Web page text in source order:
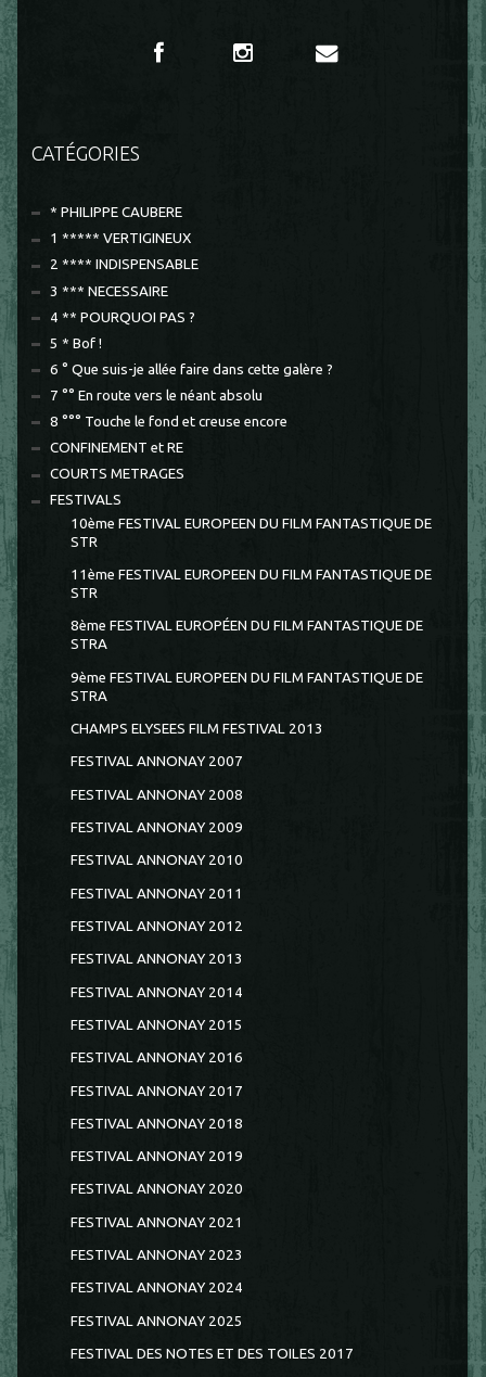
CATÉGORIES
* PHILIPPE CAUBERE
1 ***** VERTIGINEUX
2 **** INDISPENSABLE
3 *** NECESSAIRE
4 ** POURQUOI PAS ?
5 * Bof !
6 ° Que suis-je allée faire dans cette galère ?
7 °° En route vers le néant absolu
8 °°° Touche le fond et creuse encore
CONFINEMENT et RE
COURTS METRAGES
FESTIVALS
10ème FESTIVAL EUROPEEN DU FILM FANTASTIQUE DE
STR
11ème FESTIVAL EUROPEEN DU FILM FANTASTIQUE DE
STR
8ème FESTIVAL EUROPÉEN DU FILM FANTASTIQUE DE
STRA
9ème FESTIVAL EUROPEEN DU FILM FANTASTIQUE DE
STRA
CHAMPS ELYSEES FILM FESTIVAL 2013
FESTIVAL ANNONAY 2007
FESTIVAL ANNONAY 2008
FESTIVAL ANNONAY 2009
FESTIVAL ANNONAY 2010
FESTIVAL ANNONAY 2011
FESTIVAL ANNONAY 2012
FESTIVAL ANNONAY 2013
FESTIVAL ANNONAY 2014
FESTIVAL ANNONAY 2015
FESTIVAL ANNONAY 2016
FESTIVAL ANNONAY 2017
FESTIVAL ANNONAY 2018
FESTIVAL ANNONAY 2019
FESTIVAL ANNONAY 2020
FESTIVAL ANNONAY 2021
FESTIVAL ANNONAY 2023
FESTIVAL ANNONAY 2024
FESTIVAL ANNONAY 2025
FESTIVAL DES NOTES ET DES TOILES 2017